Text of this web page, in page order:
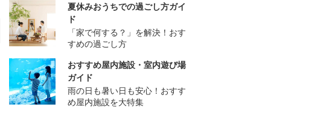
夏休みおうちでの過ごし方ガイ
ド
「家で何する？」を解決！おす
すめの過ごし方
おすすめ屋内施設・室内遊び場
ガイド
雨の日も暑い日も安心！おすす
め屋内施設を大特集